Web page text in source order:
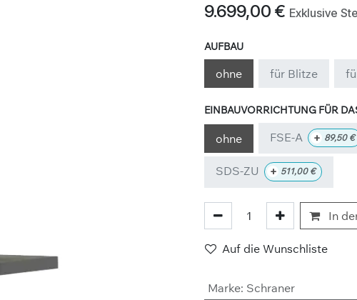
9.699,00 € Exklusive
AUFBAU
ohne für Blitze
EINBAUVORRICHTUNG FÜR
ohne FSE-A + 89,50€
SDS-ZU + 511,00€
In
Auf die Wunschliste
Marke: Schraner